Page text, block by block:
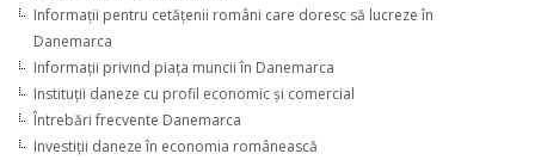
Informaţii pentru cetăţenii români care doresc să lucreze în
Danemarca
Informaţii privind piaţa muncii în Danemarca
Instituţii daneze cu profil economic şi comercial
Întrebări frecvente Danemarca
Investiţii daneze în economia românească